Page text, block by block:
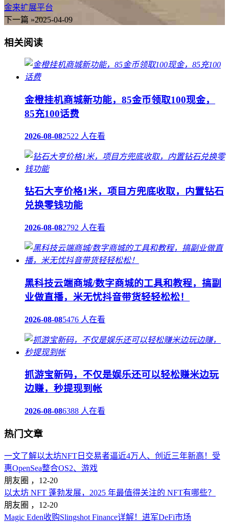
金来扩展平台
下一篇 »2025-04-09
相关阅读
金橙挂机商城新功能，85金币领取100现金，
85充100话费
2026-08-082522 人在看
钻石大亨价格1米，项目方兜底收取，内置钻石
兑换零钱功能
2026-08-082792 人在看
黑科技云端商城/数字商城的工具和教程，搞副
业做直播，米无忧抖音带货轻轻松松！
2026-08-085476 人在看
抓游宝新码，不仅是娱乐还可以轻松赚米边玩
边赚，秒提现到帐
2026-08-086388 人在看
热门文章
一文了解以太坊NFT日交易者逼近4万人、创近三年新高！受
惠OpenSea整合OS2、游戏
朋友圈 ， 12-20
以太坊 NFT 蓬勃发展，2025 年最值得关注的 NFT有哪些？
朋友圈 ， 12-20
Magic Eden收购Slingshot Finance详解！进军DeFi市场